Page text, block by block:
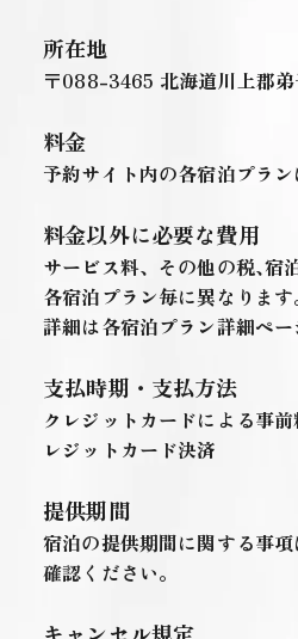
所在地
〒088-3465 北海道川上郡
料金
予約サイト内の各宿泊プラン
料金以外に必要な費用
サービス料、その他の税､宿
各宿泊プラン毎に異なります
詳細は各宿泊プラン詳細ペー
支払時期・支払方法
クレジットカードによる事
レジットカード決済
提供期間
宿泊の提供期間に関する事
確認ください。